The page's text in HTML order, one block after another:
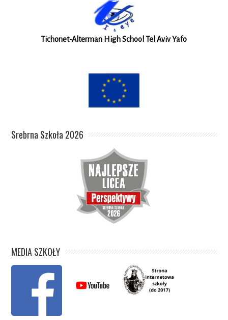
Tichonet-Alterman High School Tel Aviv Yafo
Srebrna Szkoła 2026
MEDIA SZKOŁY